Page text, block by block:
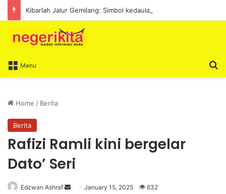
Menu
Home / Berita
Berita
Rafizi Ramli kini bergelar
Dato’ Seri
Edzwan Ashraf January 15, 2025 632